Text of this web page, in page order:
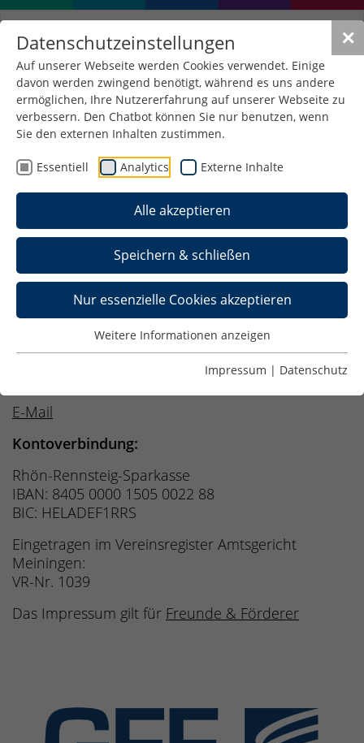
✕
Datenschutzeinstellungen
Auf unserer Webseite werden Cookies verwendet. Einige
davon werden zwingend benötigt, während es uns andere
ermöglichen, Ihre Nutzererfahrung auf unserer Webseite zu
verbessern. Den Chatbot können Sie nur benutzen, wenn
Sie den externen Inhalten zustimmen.
Essentiell Analytics Externe Inhalte
Alle akzeptieren
Speichern & schließen
Nur essenzielle Cookies akzeptieren
Weitere Informationen anzeigen
Impressum | Datenschutz
Impressum
Hochschule Schmalkalden e.V.
98574 Schmalkalden
Vorstand: Prof. Dr. Elmar
Heinemann (Vorsitzender), Steffen Weisheit (Stellv.
Vorsitzender), Christina Liebetrau (Stellv.
Vorsitzende), Antonia Rückemann
(Schatzmeisterin)
E-Mail
Kontoverbindung:
Rhön-Rennsteig-Sparkasse
IBAN: 8405 0000 1505 0022 88
BIC: HELADEF1RRS
Eingetragen im Vereinsregister Amtsgericht
Meiningen:
VR-Nr. 1039
Das Impressum gilt für Freunde & Förderer